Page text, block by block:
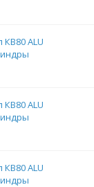
КВ80 ALU
КВ80 ALU
КВ80 ALU